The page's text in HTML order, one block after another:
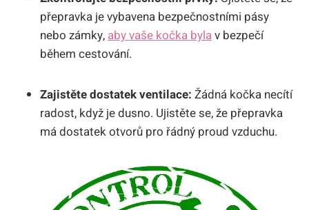
přepravka je vybavena bezpečnostními pásy
nebo zámky, aby vaše kočka bylav bezpečí
během cestování.
Zajistěte dostatek ventilace: Žádná kočka necítí
radost, když je dusno. Ujistěte se, že přepravka
má dostatek otvorů pro řádný proud vzduchu.